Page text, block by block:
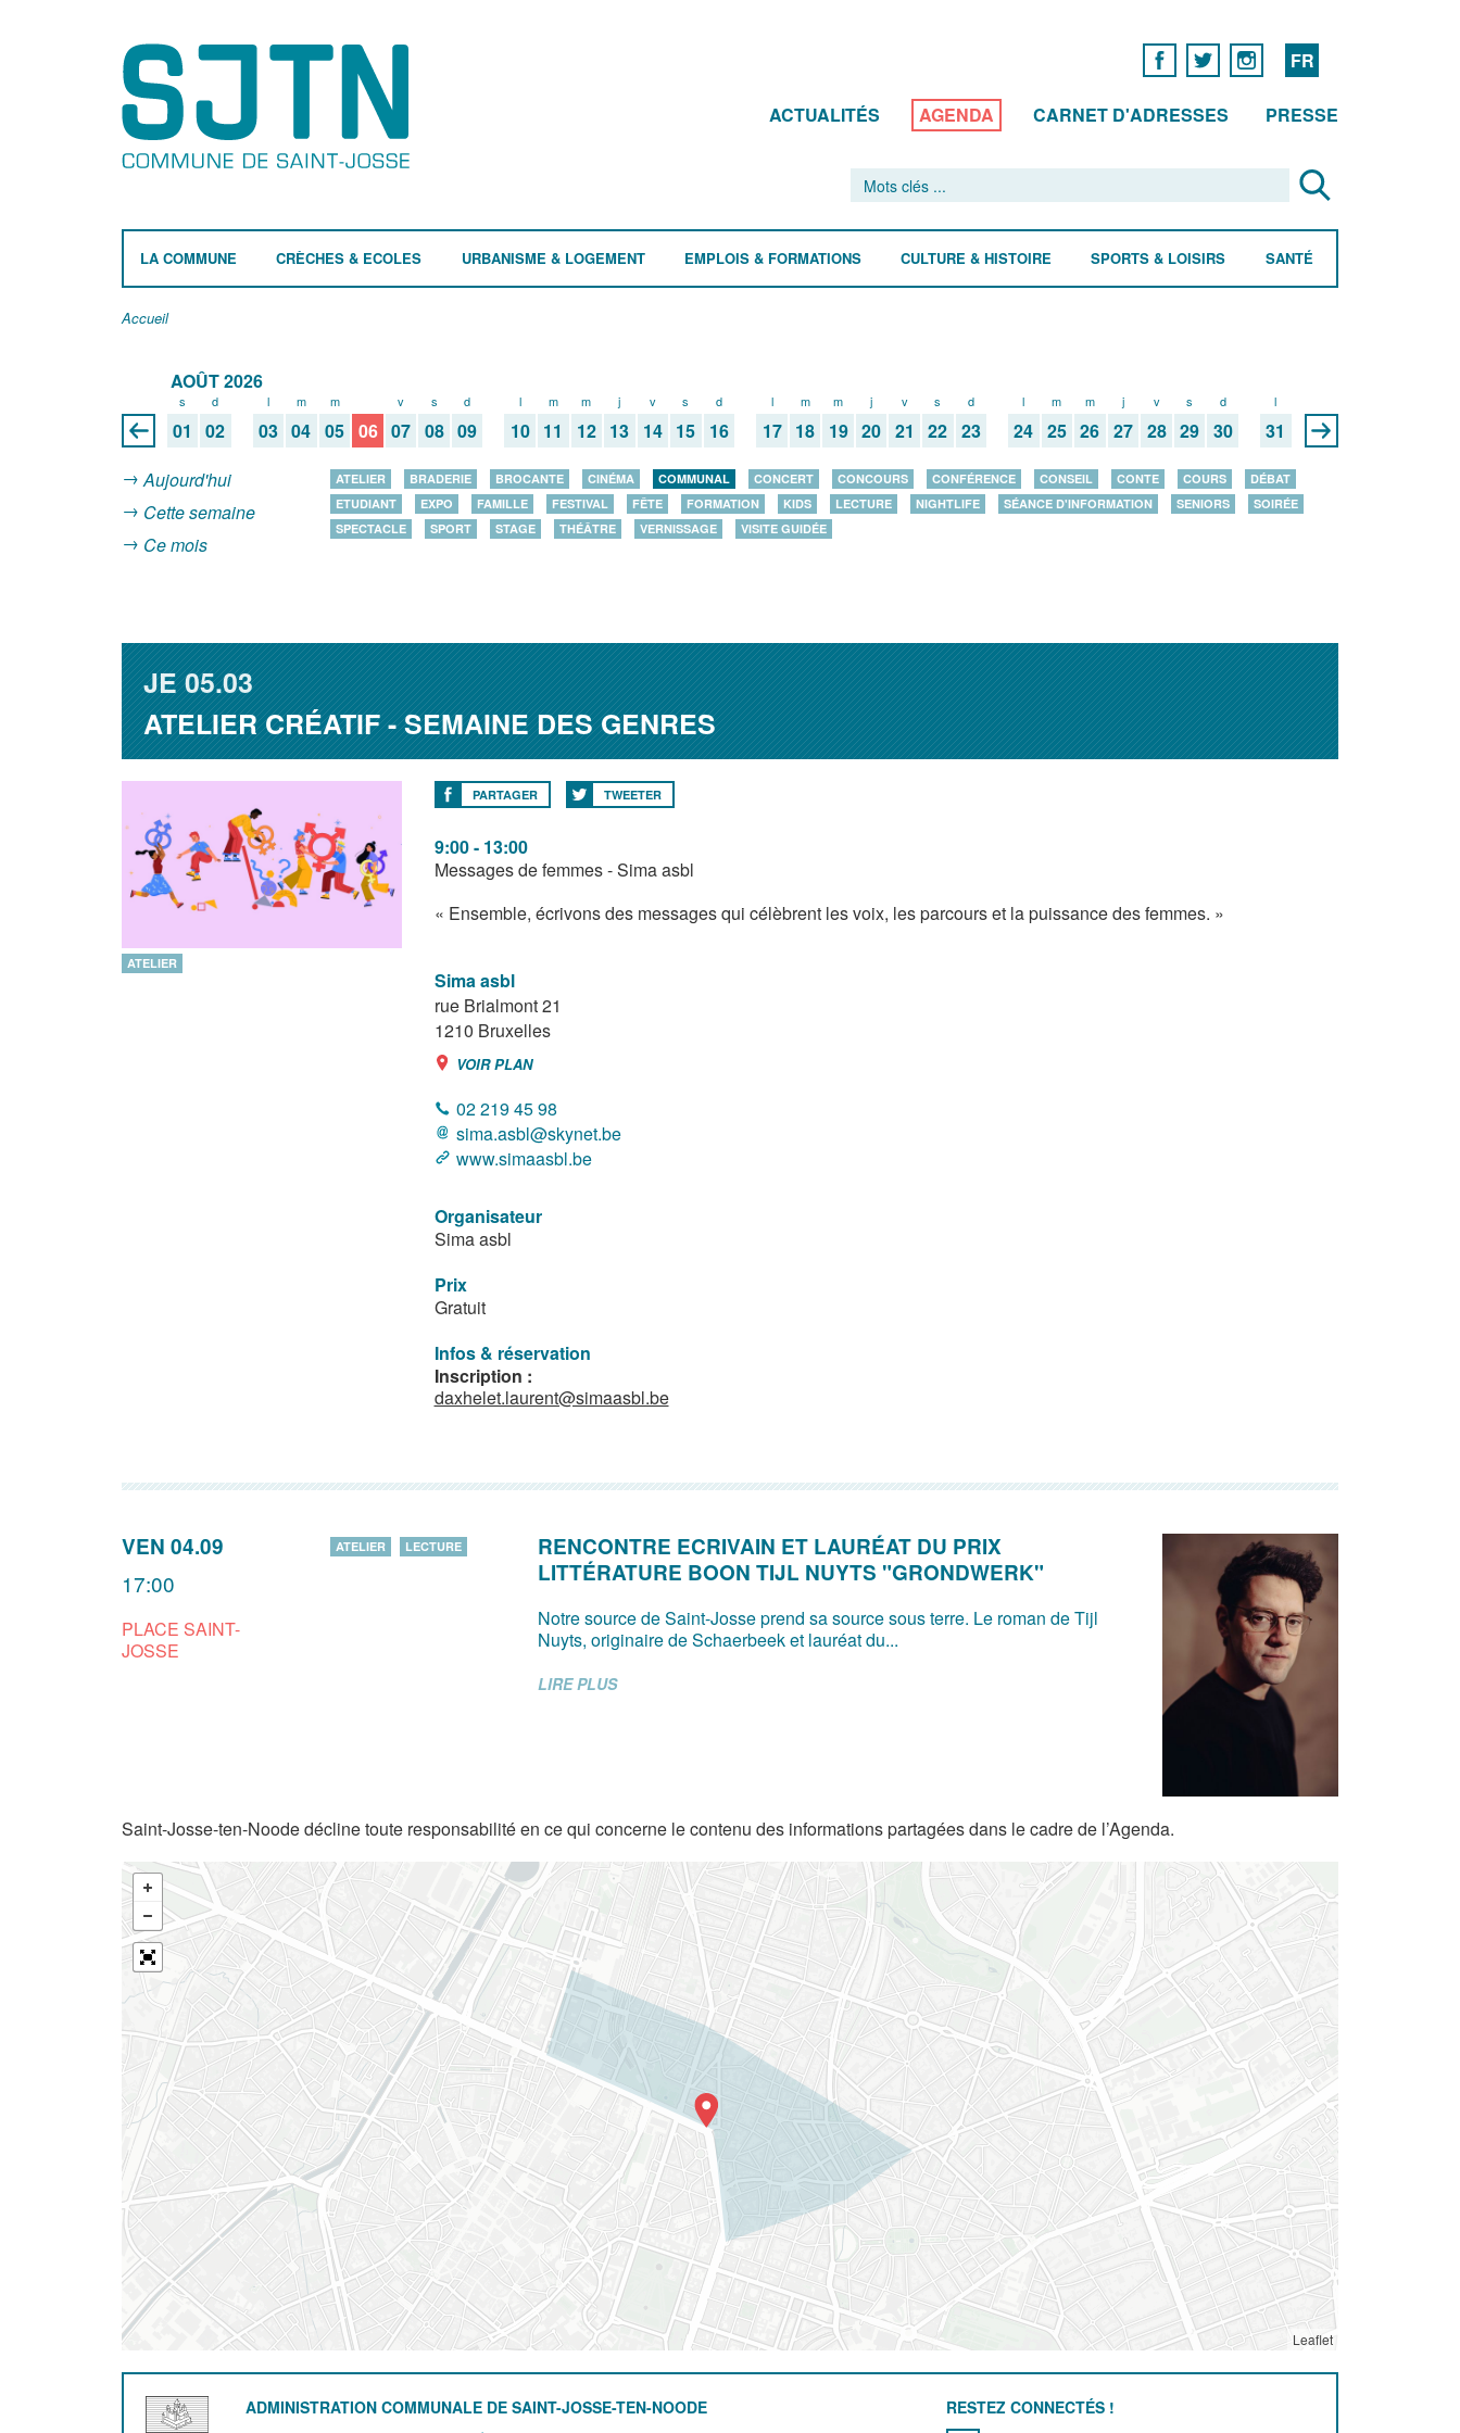
FR
ACTUALITÉS AGENDA CARNET D'ADRESSES PRESSE
LA COMMUNE CRÈCHES & ECOLES URBANISME & LOGEMENT EMPLOIS & FORMATIONS CULTURE & HISTOIRE SPORTS & LOISIRS SANTÉ
Accueil
AOÛT 2026
s
01
d
02
l
03
m
04
m
05 06
v
07
s
08
d
09
l
10
m
11
m
12
j
13
v
14
s
15
d
16
l
17
m
18
m
19
j
20
v
21
s
22
d
23
l
24
m
25
m
26
j
27
v
28
s
29
d
30
l
31
Aujourd'hui
Cette semaine
Ce mois
ATELIER BRADERIE BROCANTE CINÉMA COMMUNAL CONCERT CONCOURS CONFÉRENCE CONSEIL CONTE COURS
DÉBAT
ETUDIANT
EXPO FAMILLE FESTIVAL FÊTE FORMATION KIDS LECTURE NIGHTLIFE SÉANCE D'INFORMATION SENIORS
SOIRÉE
SPECTACLE
SPORT STAGE THÉÂTRE VERNISSAGE VISITE GUIDÉE
JE05.03
ATELIER CRÉATIF - SEMAINE DES GENRES
ATELIER
PARTAGER TWEETER
9:00 - 13:00
Messages de femmes - Sima asbl
« Ensemble, écrivons des messages qui célèbrent les voix, les parcours et la puissance des femmes. »
Sima asbl
rue Brialmont 21
1210 Bruxelles
VOIR PLAN
02 219 45 98
sima.asbl@skynet.be
www.simaasbl.be
Organisateur
Sima asbl
Prix
Gratuit
Infos & réservation
Inscription :
daxhelet.laurent@simaasbl.be
VEN 04.09
17:00
PLACE SAINT-
JOSSE
ATELIER LECTURE
RENCONTRE ECRIVAIN ET LAURÉAT DU PRIX
LITTÉRATURE BOON TIJL NUYTS "GRONDWERK"
Notre source de Saint-Josse prend sa source sous terre. Le roman de Tijl
Nuyts, originaire de Schaerbeek et lauréat du...
LIRE PLUS
Saint-Josse-ten-Noode décline toute responsabilité en ce qui concerne le contenu des informations partagées dans le cadre de l’Agenda.
Leaflet
ADMINISTRATION COMMUNALE DE SAINT-JOSSE-TEN-NOODE
RESTEZ CONNECTÉS !